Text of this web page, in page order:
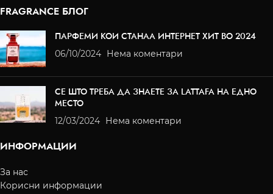
FRAGRANCE БЛОГ
ПАРФЕМИ КОИ СТАНАА ИНТЕРНЕТ ХИТ ВО 2024
06/10/2024 Нема коментари
СЕ ШТО ТРЕБА ДА ЗНАЕТЕ ЗА LATTAFA НА ЕДНО
МЕСТО
12/03/2024 Нема коментари
ИНФОРМАЦИИ
За нас
Корисни информации